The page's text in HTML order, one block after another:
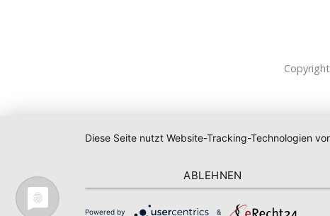
Diese Seite nutzt Website-Tracking-Technologien
ABLEHNEN
Powered by &